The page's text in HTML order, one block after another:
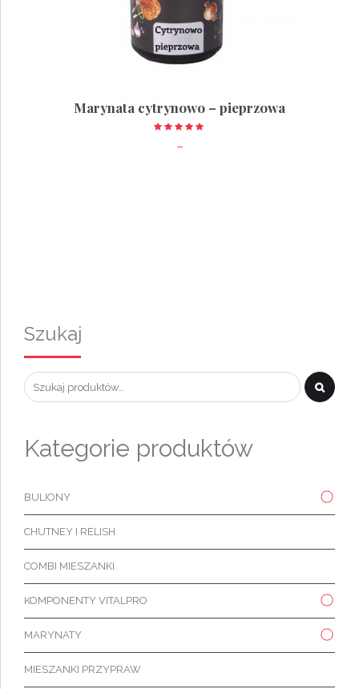
Marynata cytrynowo – pieprzowa
–
Szukaj
Kategorie produktów
BULIONY
CHUTNEY I RELISH
COMBI MIESZANKI
KOMPONENTY VITALPRO
MARYNATY
MIESZANKI PRZYPRAW